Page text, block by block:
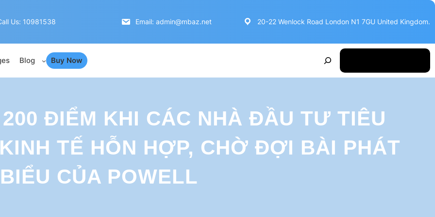
Us: 10981538 Email: admin@mbaz.net 20-22 Wenlock Road London N1 7GU United Kingdom.
Blog Buy Now
c
h
ĐIỂM KHI CÁC NHÀ ĐẦU TƯ TIÊU
TẾ HỖN HỢP, CHỜ ĐỢI BÀI PHÁT
BIỂU CỦA POWELL